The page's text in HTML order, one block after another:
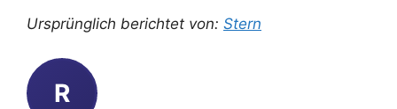
Ursprünglich berichtet von: Stern
R